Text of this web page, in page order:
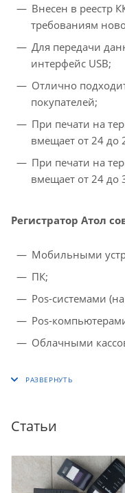
Внесен в реестр
требованиям
Для передачи
интерфейс USB;
Отлично
покупателей;
При печати на
вмещает от 24 до
При печати на
вмещает от 24 до
Регистратор Атол
Мобильными
ПК;
Pos-системами
Pos-
Облачными
Статьи